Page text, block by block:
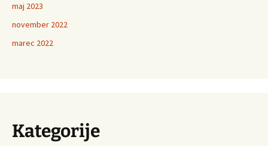
maj 2023
november 2022
marec 2022
Kategorije